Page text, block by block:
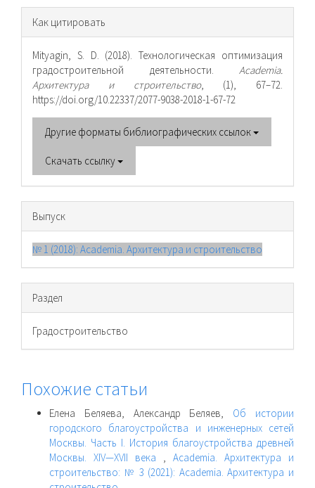
Информация
о статье
Как цитировать
Mityagin, S. D. (2018). Технологическая оптимизация
градостроительной деятельности. Academia.
Архитектура и строительство, (1), 67–72.
https://doi.org/10.22337/2077-9038-2018-1-67-72
Другие форматы библиографических ссылок
Скачать ссылку
Выпуск
№ 1 (2018): Academia. Архитектура и строительство
Раздел
Градостроительство
Похожие статьи
Елена Беляева, Александр Беляев, Об истории
городского благоустройства и инженерных сетей
Москвы. Часть I. История благоустройства древней
Москвы. XIV—XVII века , Academia. Архитектура и
строительство: № 3 (2021): Academia. Архитектура и